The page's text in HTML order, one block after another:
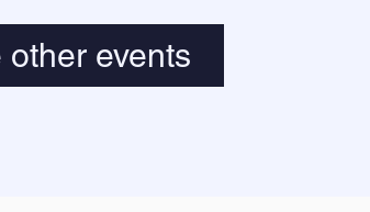
other events